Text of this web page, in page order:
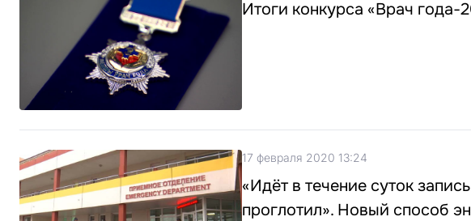
Итоги конкурса «Врач года-
17 февраля 2020 13:24
«Идёт в течение суток
проглотил». Новый способ